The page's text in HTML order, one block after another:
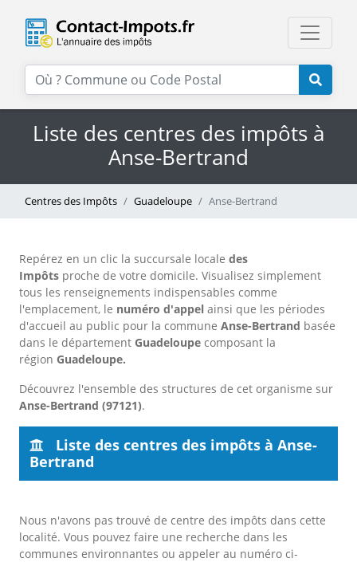
Liste des centres des impôts à
Anse-Bertrand
Centres des Impôts Guadeloupe Anse-Bertrand
Repérez en un clic la succursale locale des
Impôts proche de votre domicile. Visualisez simplement
tous les renseignements indispensables comme
l'emplacement, le numéro d'appel ainsi que les périodes
d'accueil au public pour la commune Anse-Bertrand basée
dans le département Guadeloupe composant la
région Guadeloupe.
Découvrez l'ensemble des structures de cet organisme sur
Anse-Bertrand (97121).
Liste des centres des impôts à Anse-
Bertrand
Nous n'avons pas trouvé de centre des impôts dans cette
localité. Vous pouvez faire une recherche dans les
communes environnantes ou appeler au numéro ci-